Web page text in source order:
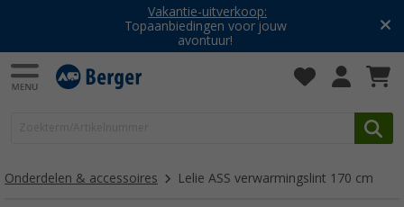
Vakantie-uitverkoop:
Topaanbiedingen voor jouw
avontuur!
Onderdelen & accessoires Lelie ASS verwarmingslint 170 cm